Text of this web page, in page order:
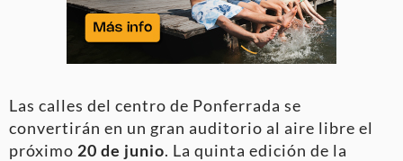
Las calles del centro de Ponferrada se
convertirán en un gran auditorio al aire libre el
próximo 20 de junio. La quinta edición de la